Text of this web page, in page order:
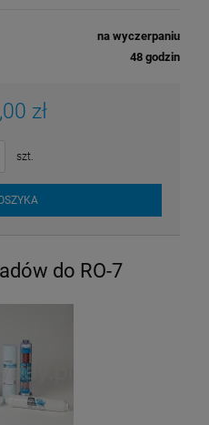
na wyczerpaniu
48 godzin
zł
szt.
do RO-7